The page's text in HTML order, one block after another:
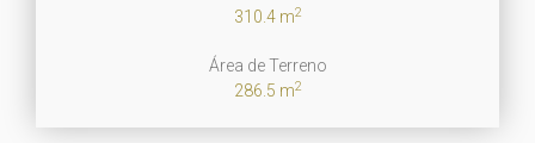
310.4 m2
Área de Terreno
286.5 m2